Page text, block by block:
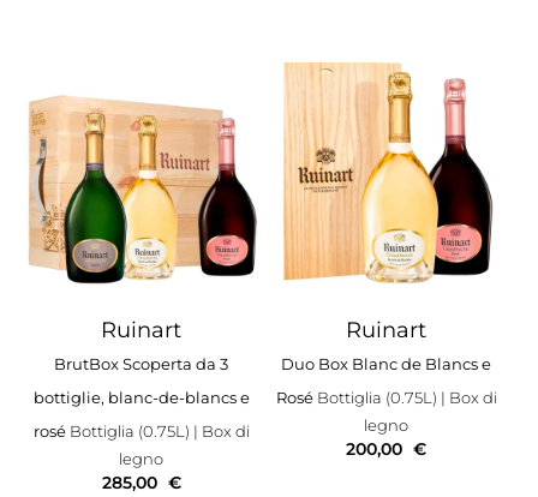
Ruinart
BrutBox Scoperta da 3
bottiglie, blanc-de-blancs e
roséBottiglia (0.75L) | Box di
legno
285,00 €
Ruinart
Duo Box Blanc de Blancs e
RoséBottiglia (0.75L) | Box di
legno
200,00 €